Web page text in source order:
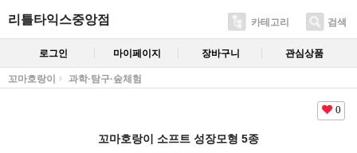
리틀타익스중앙점 카테고리 검색
로그인 마이페이지 장바구니 관심상품
꼬마호랑이 과학·탐구·숲체험
0
꼬마호랑이 소프트 성장모형 5종